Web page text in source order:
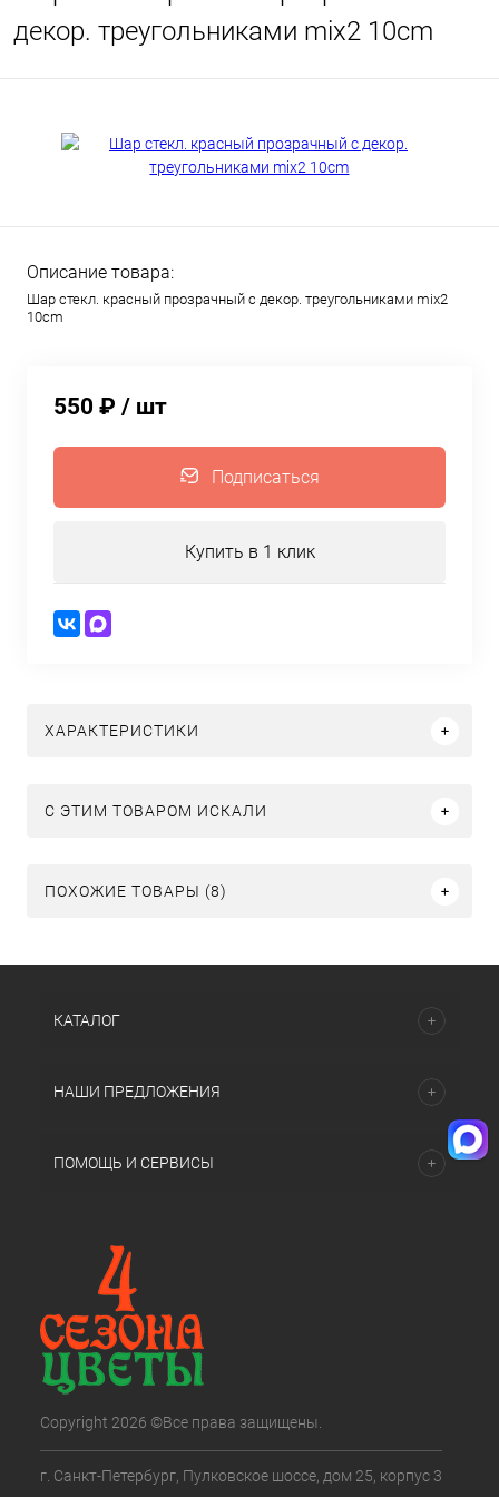
декор. треугольниками mix2 10cm
Описание товара:
Шар стекл. красный прозрачный с декор. треугольниками mix2
10cm
550 ₽ / шт
Подписаться
Купить в 1 клик
ХАРАКТЕРИСТИКИ
C ЭТИМ ТОВАРОМ ИСКАЛИ
ПОХОЖИЕ ТОВАРЫ (8)
КАТАЛОГ
НАШИ ПРЕДЛОЖЕНИЯ
ПОМОЩЬ И СЕРВИСЫ
Copyright 2026 ©Все права защищены.
г. Санкт-Петербург, Пулковское шоссе, дом 25, корпус 3